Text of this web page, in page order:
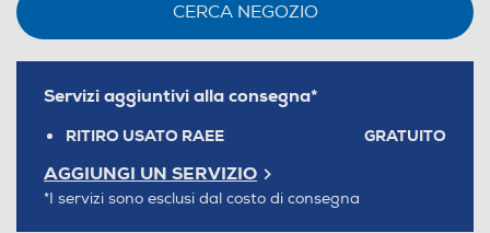
CERCA NEGOZIO
Servizi aggiuntivi alla consegna*
RITIRO USATO RAEE GRATUITO
AGGIUNGI UN SERVIZIO
*I servizi sono esclusi dal costo di consegna